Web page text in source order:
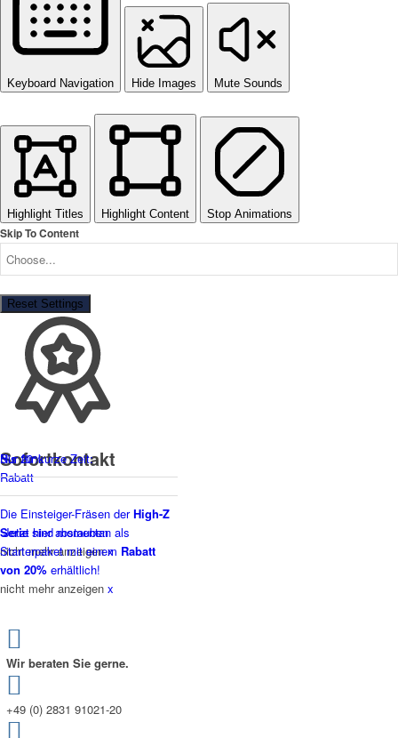
Keyboard Navigation Hide Images Mute Sounds
Highlight Titles Highlight Content Stop Animations
Skip To Content
Reset Settings
Bis 20%
Rabatt
Jetzt hier abstauben
nicht mehr anzeigenx
Nur für kurze Zeit:
Die Einsteiger-Fräsen derHigh-Z
Seriesind momentan als
Starterpaket mit einem Rabatt
von 20% erhältlich!
nicht mehr anzeigen x
Sofortkontakt
Wir beraten Sie gerne.
+49 (0) 2831 91021-20